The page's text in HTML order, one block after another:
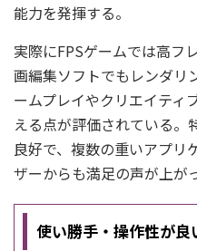
能力を発揮する。
実際にFPSゲームでは高フ
画編集ソフトでもレンダリ
ームプレイやクリエイティ
える点が評価されている。
良好で、複数の重いアプリ
ザーからも満足の声が上が
使い勝手・操作性が良